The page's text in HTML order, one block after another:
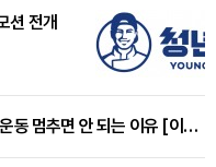
션 전개
팔 들기 어려운 오십견, 통증 줄었다고 운동 멈추면 안 되는 이유 [이병욱 원장 칼럼]